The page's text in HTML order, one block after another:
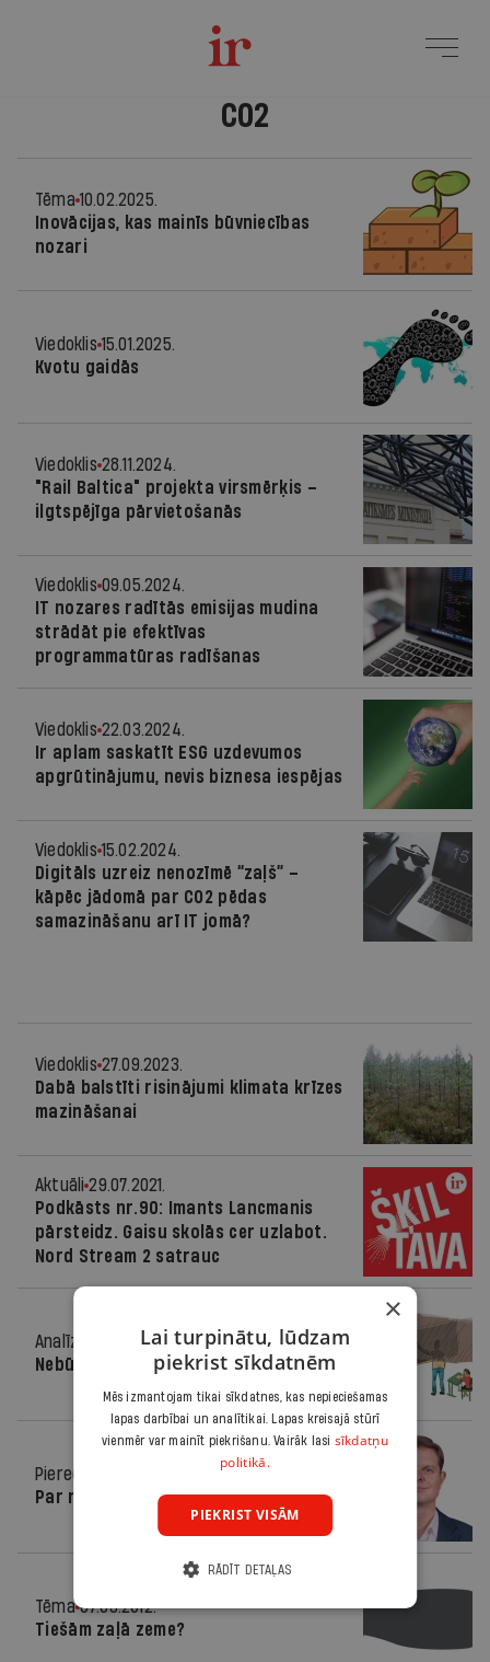
CO2
Tēma 10.02.2025.
Inovācijas, kas mainīs būvniecības
nozari
Viedoklis 15.01.2025.
Kvotu gaidās
Viedoklis 28.11.2024.
"Rail Baltica" projekta virsmērķis –
ilgtspējīga pārvietošanās
Viedoklis 09.05.2024.
IT nozares radītās emisijas mudina
strādāt pie efektīvas
programmatūras radīšanas
Viedoklis 22.03.2024.
Ir aplam saskatīt ESG uzdevumos
apgrūtinājumu, nevis biznesa iespējas
Viedoklis 15.02.2024.
Digitāls uzreiz nenozīmē “zaļš” –
kāpēc jādomā par CO2 pēdas
samazināšanu arī IT jomā?
Viedoklis 27.09.2023.
Dabā balstīti risinājumi klimata krīzes
mazināšanai
Aktuāli 29.07.2021.
Podkāsts nr.90: Imants Lancmanis
pārsteidz. Gaisu skolās cer uzlabot.
Nord Stream 2 satrauc
Analīze
28.07.2021.
Nebūs brīnumlīdzeklis
Pieredze
Par nākotni, kuru zināt nav lemts
Tēma 07.03.2012.
Tiešām zaļā zeme?
×
Lai turpinātu, lūdzam
piekrist sīkdatnēm
Mēs izmantojam tikai sīkdatnes, kas nepieciešamas
lapas darbībai un analītikai. Lapas kreisajā stūrī
vienmēr var mainīt piekrišanu. Vairāk lasi sīkdatņu
politikā.
PIEKRIST VISĀM
RĀDĪT DETAĻAS